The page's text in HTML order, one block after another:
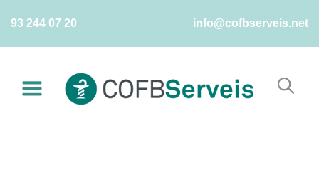
93 244 07 20 info@cofbserveis.net